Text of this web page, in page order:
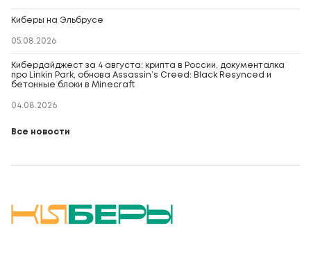
Киберы на Эльбрусе
05.08.2026
Кибердайджест за 4 августа: крипта в России, документалка
про Linkin Park, обнова Assassin’s Creed: Black Resynced и
бетонные блоки в Minecraft
04.08.2026
Все новости